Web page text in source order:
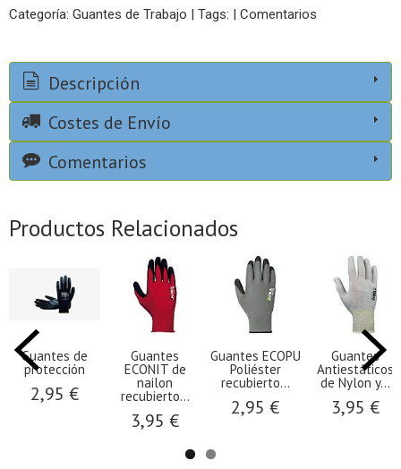
Categoría: Guantes de Trabajo | Tags: | Comentarios
Descripción
Costes de Envío
Comentarios
Productos Relacionados
Guantes de
protección
2,95 €
Guantes
ECONIT de
nailon
recubierto...
3,95 €
Guantes ECOPU
Poliéster
recubierto...
2,95 €
Guantes
Antiestáticos
de Nylon y...
3,95 €